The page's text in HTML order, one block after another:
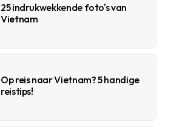
25 indrukwekkende foto's van
Vietnam
Op reis naar Vietnam? 5 handige
reistips!